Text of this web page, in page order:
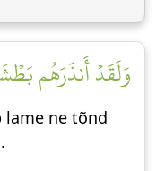
وَلَقَدۡ أَنذَرَهُم
lame ne tõnd